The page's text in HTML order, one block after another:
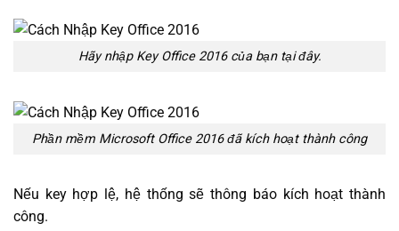
Hãy nhập Key Office 2016 của bạn tại đây.
Phần mềm Microsoft Office 2016 đã kích hoạt thành công
Nếu key hợp lệ, hệ thống sẽ thông báo kích hoạt thành
công.